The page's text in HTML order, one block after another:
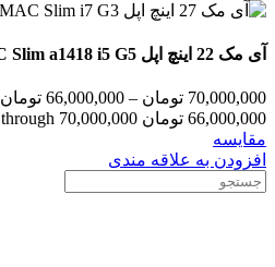
آی مک 22 اینچ اپل iMAC Slim a1418 i5 G5
70,000,000 تومان –
66,000,000 تومان
66,000,000 تومان through 70,000,000 تومان
مقایسه
افزودن به علاقه مندی